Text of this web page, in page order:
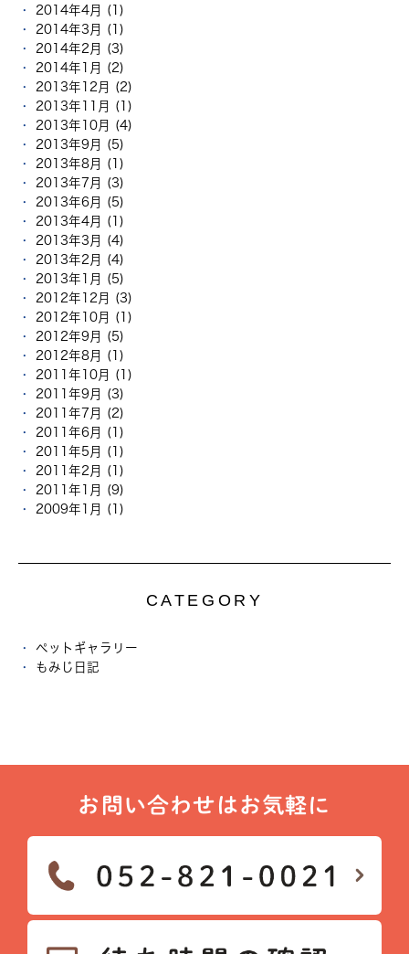
2014年4月 (1)
2014年3月 (1)
2014年2月 (3)
2014年1月 (2)
2013年12月 (2)
2013年11月 (1)
2013年10月 (4)
2013年9月 (5)
2013年8月 (1)
2013年7月 (3)
2013年6月 (5)
2013年4月 (1)
2013年3月 (4)
2013年2月 (4)
2013年1月 (5)
2012年12月 (3)
2012年10月 (1)
2012年9月 (5)
2012年8月 (1)
2011年10月 (1)
2011年9月 (3)
2011年7月 (2)
2011年6月 (1)
2011年5月 (1)
2011年2月 (1)
2011年1月 (9)
2009年1月 (1)
CATEGORY
ペットギャラリー
もみじ日記
お問い合わせはお気軽に